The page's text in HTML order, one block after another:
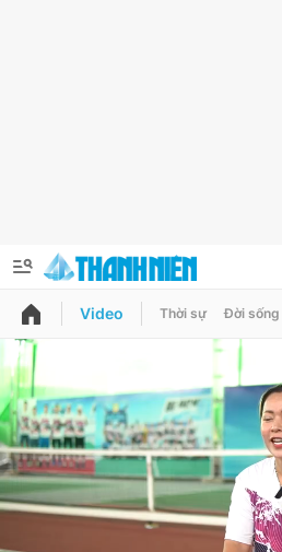
QUẢNG CÁO
Chuyên mục
Chuyên mục khác
Thông tin tài khoản
Đổi mật khẩu
Tin đã lưu
Video Thời sự Đời sống